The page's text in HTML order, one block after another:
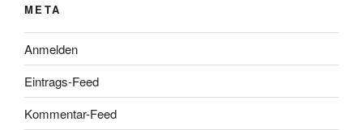
META
Anmelden
Eintrags-Feed
Kommentar-Feed